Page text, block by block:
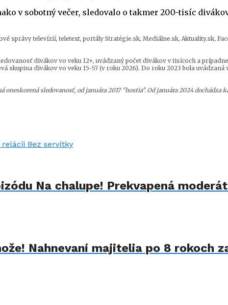
v sobotný večer, sledovalo o takmer 200-tisíc
správy televízií, teletext, portály Stratégie.sk, Mediálne.sk, Aktuality.sk,
divákov vo veku 12+, uvádzaný počet divákov v tisícoch a
divákov vo veku 15-57 (v roku 2026). Do roku 2023 bola
oneskorená sledovanosť, od januára 2017 "hostia". Od januára 2024
Na chalupe! Prekvapená
Nahnevaní majitelia po 8 rokoch